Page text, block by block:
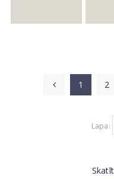
1 2
Lapa: